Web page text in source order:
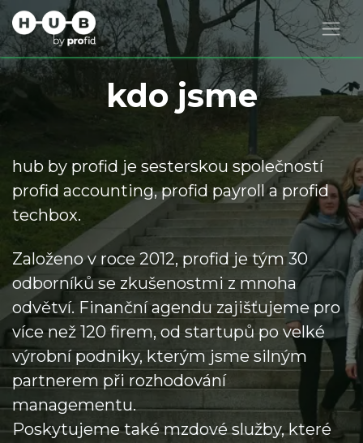
kdo jsme
hub by profid je sesterskou společností
profid accounting, profid payroll a profid
techbox.
Založeno v roce 2012, profid je tým 30
odborníků se zkušenostmi z mnoha
odvětví. Finanční agendu zajišťujeme pro
více než 120 firem, od startupů po velké
výrobní podniky, kterým jsme silným
partnerem při rozhodování
managementu.
Poskytujeme také mzdové služby, které